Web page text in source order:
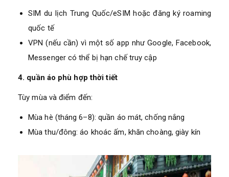
SIM du lịch Trung Quốc/eSIM hoặc đăng ký roaming
quốc tế
VPN (nếu cần) vì một số app như Google, Facebook,
Messenger có thể bị hạn chế truy cập
4. quần áo phù hợp thời tiết
Tùy mùa và điểm đến:
Mùa hè (tháng 6–8): quần áo mát, chống nắng
Mùa thu/đông: áo khoác ấm, khăn choàng, giày kín